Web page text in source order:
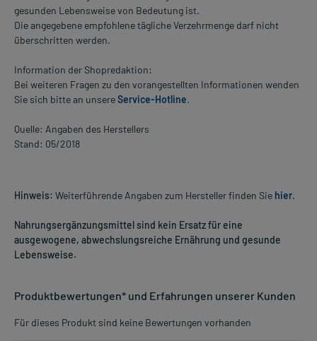
gesunden Lebensweise von Bedeutung ist.
Die angegebene empfohlene tägliche Verzehrmenge darf nicht
überschritten werden.
Information der Shopredaktion:
Bei weiteren Fragen zu den vorangestellten Informationen wenden
Sie sich bitte an unsereService-Hotline.
Quelle: Angaben des Herstellers
Stand: 05/2018
Hinweis: Weiterführende Angaben zum Hersteller finden Sie hier.
Nahrungsergänzungsmittel sind kein Ersatz für eine
ausgewogene, abwechslungsreiche Ernährung und gesunde
Lebensweise.
Produktbewertungen* und Erfahrungen unserer Kunden
Für dieses Produkt sind keine Bewertungen vorhanden